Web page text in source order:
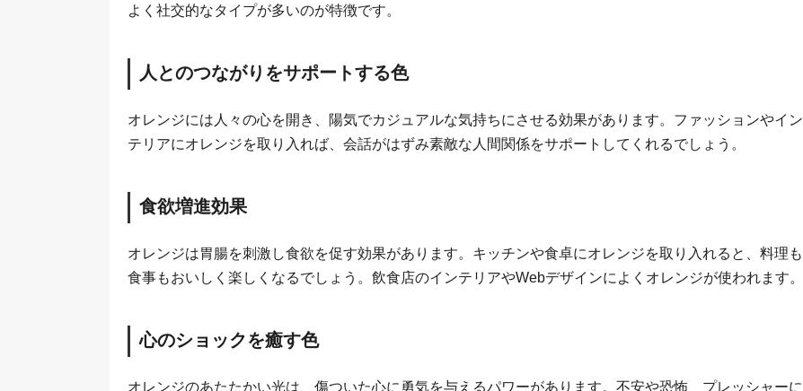
よく社交的なタイプが多いのが特徴です。
人とのつながりをサポートする色
オレンジには人々の心を開き、陽気でカジュアルな気持ちにさせる効果があります。ファッションやイン
テリアにオレンジを取り入れば、会話がはずみ素敵な人間関係をサポートしてくれるでしょう。
食欲増進効果
オレンジは胃腸を刺激し食欲を促す効果があります。キッチンや食卓にオレンジを取り入れると、料理も
食事もおいしく楽しくなるでしょう。飲食店のインテリアやWebデザインによくオレンジが使われます。
心のショックを癒す色
オレンジのあたたかい光は、傷ついた心に勇気を与えるパワーがあります。不安や恐怖、プレッシャーに